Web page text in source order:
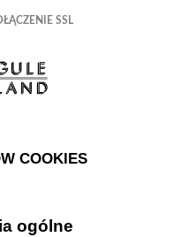
SSL
COOKIES
ogólne